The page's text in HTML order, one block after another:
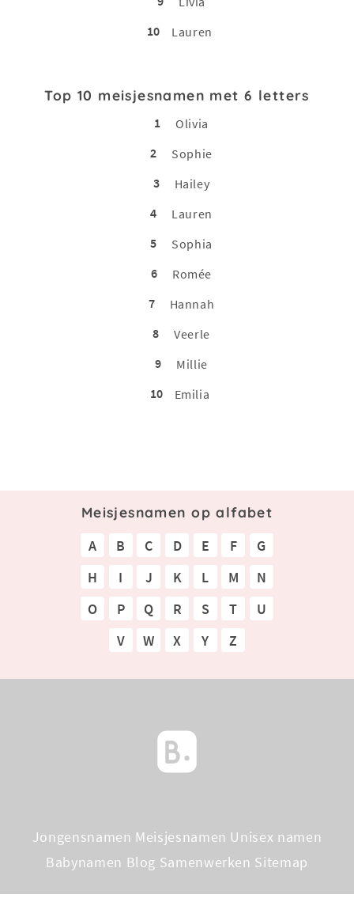
10
Lauren
Top 10 meisjesnamen met 6 letters
1
Olivia
2
Sophie
3
Hailey
4
Lauren
5
Sophia
6
Romée
7
Hannah
8
Veerle
9
Millie
10
Emilia
Meisjesnamen op alfabet
A B C D E F
G
H
I J K L M
N
O
P Q R S T
U
V
W X Y Z
Jongensnamen Meisjesnamen Unisex namen
Babynamen Blog Samenwerken Sitemap